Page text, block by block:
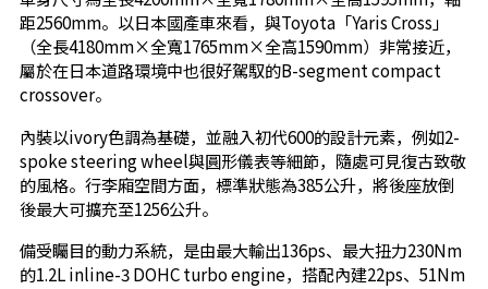
距2560mm。以日本國產車來看，與Toyota「Yaris Cross」
（全長4180mm×全寬1765mm×全高1590mm）非常接近，
屬於在日本道路環境中也很好駕馭的B-segment compact
crossover。
內裝以ivory色調為基礎，並融入初代600的設計元素，例如2-
spoke steering wheel與圓形儀表等細節，隨處可見復古致敬
的風格。行李廂空間方面，標準狀態為385公升，將後座放倒
後最大可擴充至1256公升。
備受矚目的動力系統，是由最大輸出136ps、最大扭力230Nm
的1.2L inline-3 DOHC turbo engine，搭配內建22ps、51Nm